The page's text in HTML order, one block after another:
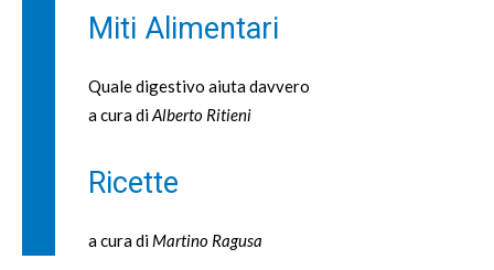
Miti Alimentari
Quale digestivo aiuta davvero
a cura diAlberto Ritieni
Ricette
a cura di Martino Ragusa